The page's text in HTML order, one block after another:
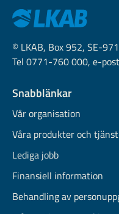
© LKAB, Box 952, SE-
Tel 0771-760 000, e-post
Snabblänkar
Vår organisation
Våra produkter och
Lediga jobb
Finansiell information
Behandling av